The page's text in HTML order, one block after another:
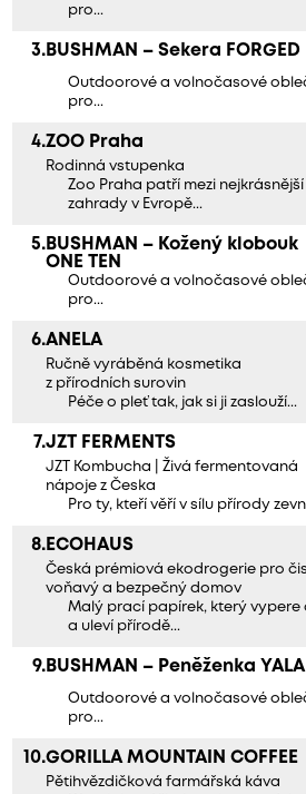
pro...
3. BUSHMAN – Sekera FORGED
Outdoorové a volnočasové
pro...
4.ZOO Praha
Rodinná vstupenka
Zoo Praha patří mezi
zahrady v Evropě...
5. BUSHMAN – Kožený klobouk
ONE TEN
Outdoorové a volnočasové
pro...
6.ANELA
Ručně vyráběná kosmetika
z přírodních surovin
Péče o pleť tak, jak si ji zaslouží...
7.JZT FERMENTS
JZT Kombucha | Živá fermentovaná
nápoje z Česka
Pro ty, kteří věří v sílu přírody
8. ECOHAUS
Česká prémiová ekodrogerie pro
voňavý a bezpečný domov
Malý prací papírek, který vypere
a uleví přírodě...
9. BUSHMAN – Peněženka YALA
Outdoorové a volnočasové
pro...
10.GORILLA MOUNTAIN COFFEE
Pětihvězdičková farmářská káva